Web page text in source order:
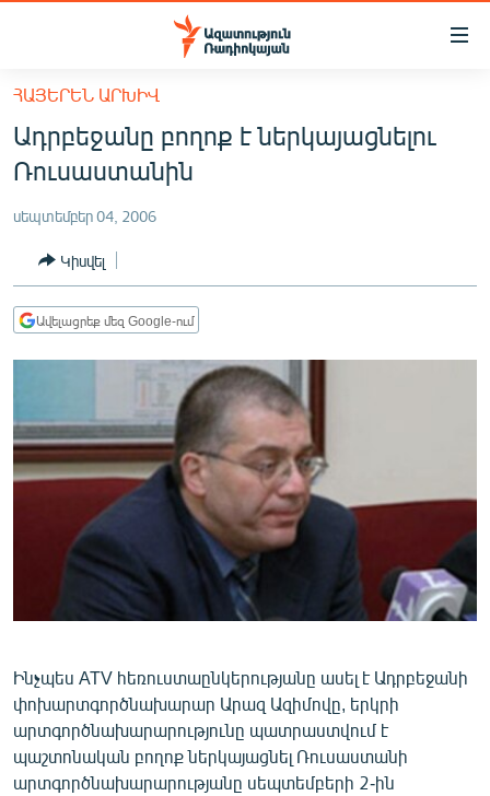
Մատչելիության
հիմնական
բովանդակությանը
Անցնել
հիմնական
մենյուին
ՀԱՅԱՍՏԱՆ
ԸՆՏՐՈՒԹՅՈՒՆՆԵՐ 2026
ԻՐԱՎՈՒՆՔ
ՀԱՍԱՐԱԿՈՒԹՅՈՒՆ
ՊԱՏԵՐԱԶՄԻ 6 ՇԱԲԱԹՆԵՐԸ
ՏԱՐԱԾԱՇՐՋԱՆ
ՄԻՋԱԶԳԱՅԻՆ
ՄՇԱԿՈՒՅԹ
ՄԵԿՆԱԲԱՆՈՒԹՅՈՒՆ
ԿՈՐՈՆԱՎԻՐՈՒՍ
ԱՐԽԻՎ
ՏԵՍԱՆՅՈՒԹԵՐ
ՀԱՅԵՐԵՆ ԱՐԽԻՎ
Ադրբեջանը բողոք է ներկայացնելու
Ռուսաստանին
սեպտեմբեր 04, 2006
Կիսվել
Ավելացրեք մեզ Google-ում
Ինչպես ATV հեռուստաընկերությանը ասել է Ադրբեջանի
փոխարտգործնախարար Արազ Ազիմովը, երկրի
արտգործնախարարությունը պատրաստվում է
պաշտոնական բողոք ներկայացնել Ռուսաստանի
արտգործնախարարությանը սեպտեմբերի 2-ին